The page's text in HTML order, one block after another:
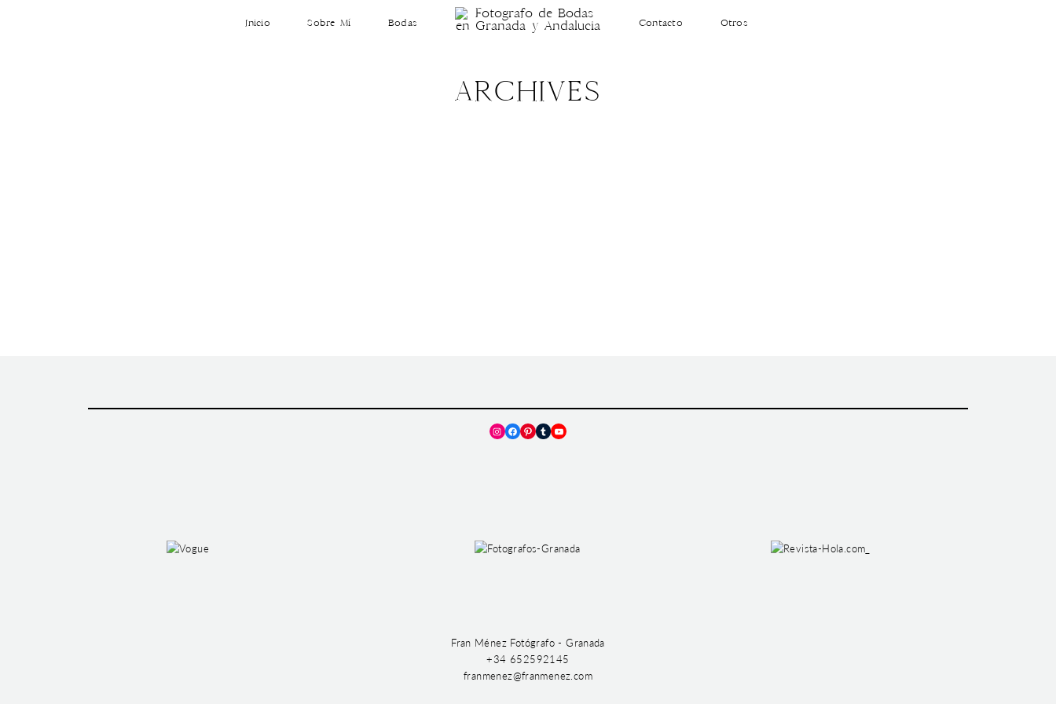
Inicio Sobre Mí Bodas Contacto Otros
ARCHIVES
Instagram
Facebook
Pinterest
TumblrYouTube
Fran Ménez Fotógrafo - Granada
+34 652592145
franmenez@franmenez.com